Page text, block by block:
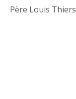
Père Louis Thiers